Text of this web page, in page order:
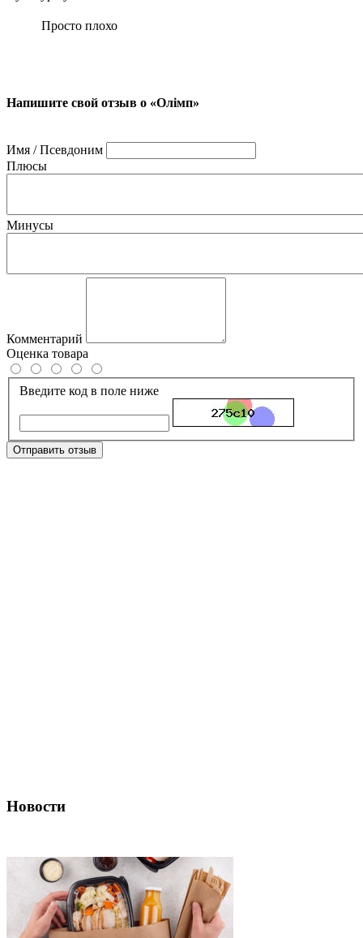
Просто плохо
Напишите свой отзыв о «Олiмп»
Имя / Псевдоним
Плюсы
Минусы
Комментарий
Оценка товара
Введите код в поле ниже
Отправить отзыв
Новости